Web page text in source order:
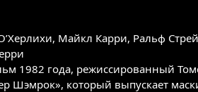
, Майкл Карри, Ральф
1982 года, режиссированный
Шэмрок», который выпускает